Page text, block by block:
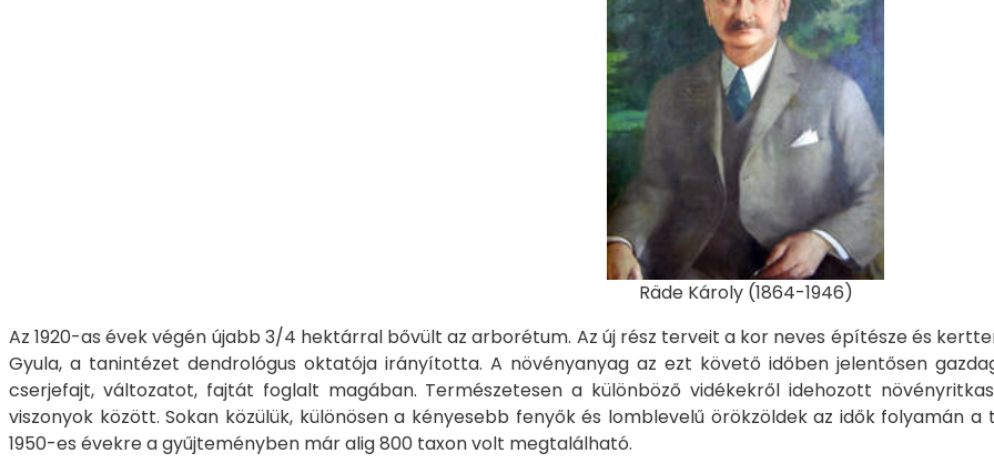
Räde Károly (1864-1946)
Az 1920-as évek végén újabb 3/4 hektárral bővült az arborétum. Az új rész terveit a kor neves építésze és
Gyula, a tanintézet dendrológus oktatója irányította. A növényanyag az ezt követő időben jelentősen
cserjefajt, változatot, fajtát foglalt magában. Természetesen a különböző vidékekről idehozott
viszonyok között. Sokan közülük, különösen a kényesebb fenyők és lomblevelű örökzöldek az idők folyamán
1950-es évekre a gyűjteményben már alig 800 taxon volt megtalálható.